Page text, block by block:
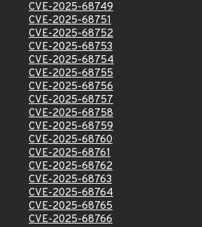
CVE-2025-68749
CVE-2025-68751
CVE-2025-68752
CVE-2025-68753
CVE-2025-68754
CVE-2025-68755
CVE-2025-68756
CVE-2025-68757
CVE-2025-68758
CVE-2025-68759
CVE-2025-68760
CVE-2025-68761
CVE-2025-68762
CVE-2025-68763
CVE-2025-68764
CVE-2025-68765
CVE-2025-68766